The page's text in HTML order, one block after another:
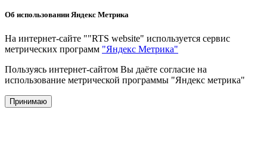
Об использовании Яндекс Метрика
На интернет-сайте ""RTS website" используется сервис
метрических программ "Яндекс Метрика"
Пользуясь интернет-сайтом Вы даёте согласие на
использование метрической программы "Яндекс метрика"
Принимаю